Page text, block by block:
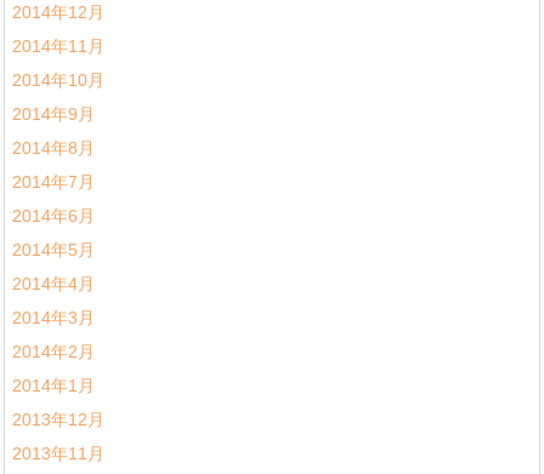
2014年12月
2014年11月
2014年10月
2014年9月
2014年8月
2014年7月
2014年6月
2014年5月
2014年4月
2014年3月
2014年2月
2014年1月
2013年12月
2013年11月